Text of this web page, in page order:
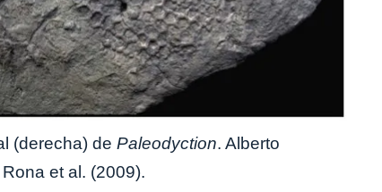
(derecha) de Paleodyction. Alberto
et al. (2009).